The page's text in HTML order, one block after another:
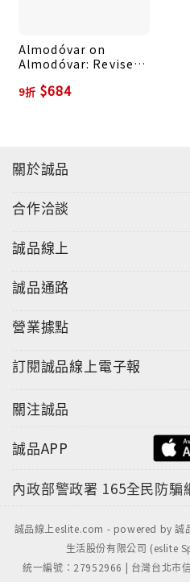
Almodóvar on
Almodóvar: Revised
9折 $684
關於誠品
合作洽談
誠品線上
誠品通路
營業據點
訂閱誠品線上電子報
關注誠品
誠品APP
內政部警政署 165全民防騙
誠品線上eslite.com - powered by 誠
生活股份有限公司 (eslite
統一編號：27952966 | 台灣台北市